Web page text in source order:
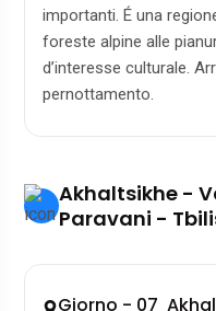
importanti. É una
foreste alpine alle
d’interesse culturale.
pernottamento.
Akhaltsikhe -
Paravani -
Giorno - 07